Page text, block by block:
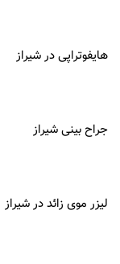
هایفوتراپی در شیراز
جراح بینی شیراز
لیزر موی زائد در شیراز